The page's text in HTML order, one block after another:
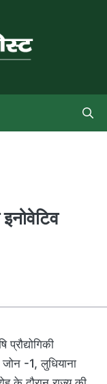
-1, लुधियाना